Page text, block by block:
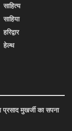
साहित्य
साहिया
हरिद्वार
हेल्थ
मुखर्जी का सपना